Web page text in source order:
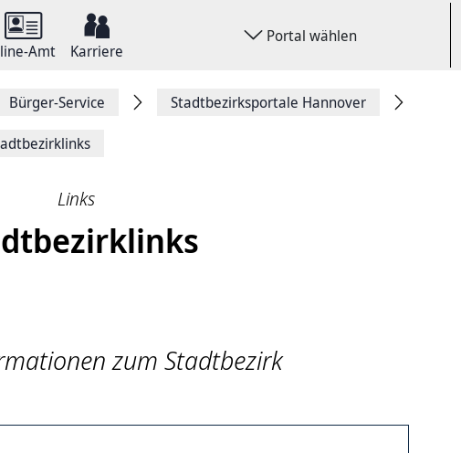
Amt Karriere
Portal wählen
Bürger-Service Stadtbezirksportale Hannover
Links
zum Stadtbezirk